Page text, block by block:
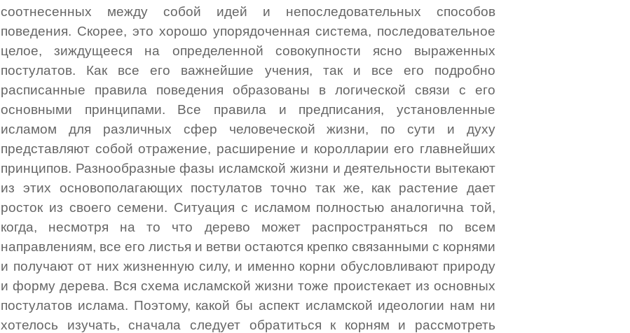
соотнесенных между собой идей и непоследовательных способов
поведения. Скорее, это хорошо упорядоченная система, последовательное
целое, зиждущееся на определенной совокупности ясно выраженных
постулатов. Как все его важнейшие учения, так и все его подробно
расписанные правила поведения образованы в логической связи с его
основными принципами. Все правила и предписания, установленные
исламом для различных сфер человеческой жизни, по сути и духу
представляют собой отражение, расширение и королларии его главнейших
принципов. Разнообразные фазы исламской жизни и деятельности вытекают
из этих основополагающих постулатов точно так же, как растение дает
росток из своего семени. Ситуация с исламом полностью аналогична той,
когда, несмотря на то что дерево может распространяться по всем
направлениям, все его листья и ветви остаются крепко связанными с корнями
и получают от них жизненную силу, и именно корни обусловливают природу
и форму дерева. Вся схема исламской жизни тоже проистекает из основных
постулатов ислама. Поэтому, какой бы аспект исламской идеологии нам ни
хотелось изучать, сначала следует обратиться к корням и рассмотреть